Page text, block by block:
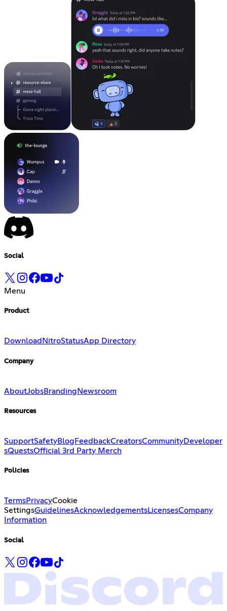
Social
Menu
Product
Download NitroStatusApp Directory
Company
AboutJobsBranding Newsroom
Resources
SupportSafetyBlog FeedbackCreatorsCommunityDeveloper
sQuestsOfficial 3rd Party Merch
Policies
TermsPrivacyCookie
SettingsGuidelinesAcknowledgementsLicensesCompany
Information
Social